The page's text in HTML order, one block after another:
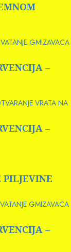
GMIZAVACA
–
VRATA NA
–
PILJEVINE
GMIZAVACA
–